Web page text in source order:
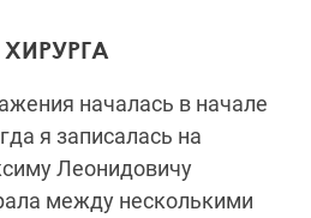
началась в начале
я записалась на
Леонидовичу
между несколькими